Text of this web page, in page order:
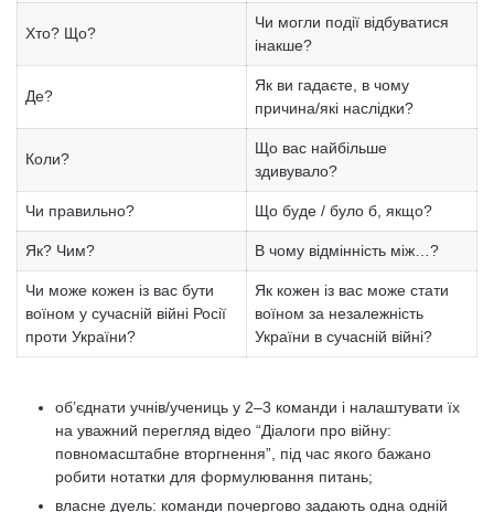
Хто? Що?
Чи могли події відбуватися
інакше?
Де?
Як ви гадаєте, в чому
причина/які наслідки?
Коли?
Що вас найбільше
здивувало?
Чи правильно? Що буде / було б, якщо?
Як? Чим? В чому відмінність між…?
Чи може кожен із вас бути
воїном у сучасній війні Росії
проти України?
Як кожен із вас може стати
воїном за незалежність
України в сучасній війні?
об’єднати учнів/учениць у 2–3 команди і налаштувати їх
на уважний перегляд відео “Діалоги про війну:
повномасштабне вторгнення”, під час якого бажано
робити нотатки для формулювання питань;
власне дуель: команди почергово задають одна одній